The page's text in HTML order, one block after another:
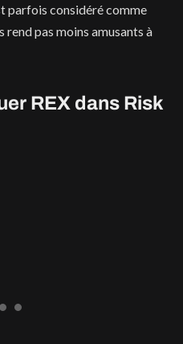
parfois considéré comme
rend pas moins amusants à
REX dans Risk